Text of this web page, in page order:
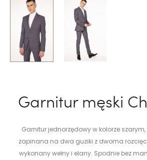
Garnitur męski
Garnitur jednorzędowy w kolorze
zapinana na dwa guziki z dwoma
wykonany wełny i elany. Spodnie bez